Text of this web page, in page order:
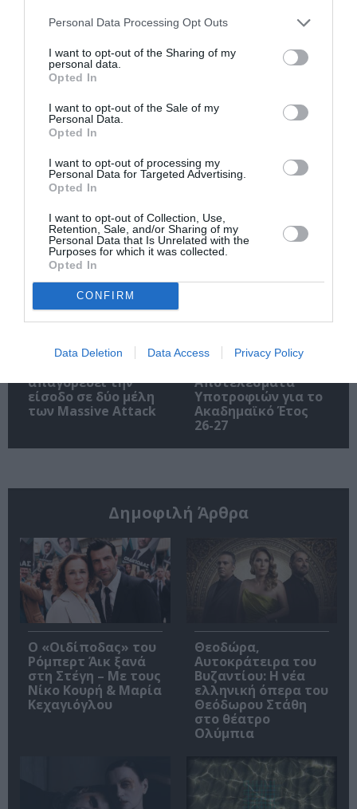
Personal Data Processing Opt Outs
I want to opt-out of the Sharing of my
personal data.
Opted In
I want to opt-out of the Sale of my
Personal Data.
Opted In
I want to opt-out of processing my
Personal Data for Targeted Advertising.
Opted In
I want to opt-out of Collection, Use,
Retention, Sale, and/or Sharing of my
Personal Data that Is Unrelated with the
Purposes for which it was collected.
Opted In
CONFIRM
Data Deletion Data Access Privacy Policy
Σχετικά Άρθρα
Αρχαιολογικό
Μουσείο
Θεσσαλονίκης: Στο
Αυγουστιάτικης
Πανσελήνου
Ο Λάκης Χαλκιάς,
σημαντικός
παράδοσης, πέθανε
σε ηλικία 82 ετών
απαγορεύει την
είσοδο σε δύο μέλη
των Massive Attack
Αποτελέσματα
Υποτροφιών για το
Ακαδημαϊκό Έτος
26-27
Δημοφιλή Άρθρα
O «Οιδίποδας» του
Ρόμπερτ Άικ ξανά
στη Στέγη – Με τους
Νίκο Κουρή & Μαρία
Κεχαγιόγλου
Θεοδώρα,
Αυτοκράτειρα του
Βυζαντίου: Η νέα
ελληνική όπερα του
Θεόδωρου Στάθη
στο θέατρο
Ολύμπια